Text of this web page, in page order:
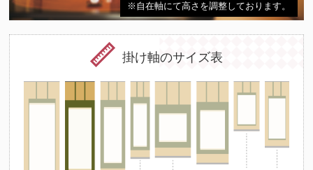
※自在軸にて高さを調整しております。
掛け軸のサイズ表